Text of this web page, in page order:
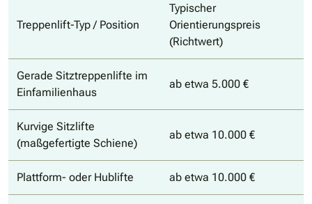
Treppenlift-Typ / Position
Typischer
Orientierungspreis
(Richtwert)
Gerade Sitztreppenlifte im
Einfamilienhaus
ab etwa 5.000 €
Kurvige Sitzlifte
(maßgefertigte Schiene)
ab etwa 10.000 €
Plattform- oder Hublifte ab etwa 10.000 €